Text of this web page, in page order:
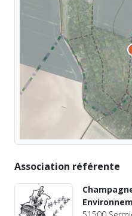
Association référente